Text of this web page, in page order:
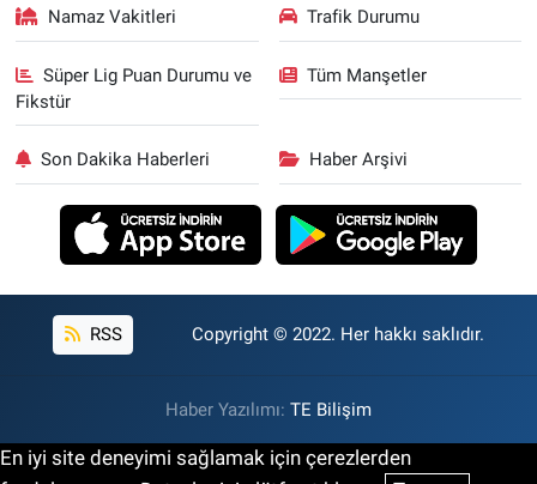
Namaz Vakitleri Trafik Durumu
Süper Lig Puan Durumu ve
Fikstür
Tüm Manşetler
Son Dakika Haberleri Haber Arşivi
RSS Copyright © 2022. Her hakkı saklıdır.
Haber Yazılımı: TE Bilişim
En iyi site deneyimi sağlamak için çerezlerden